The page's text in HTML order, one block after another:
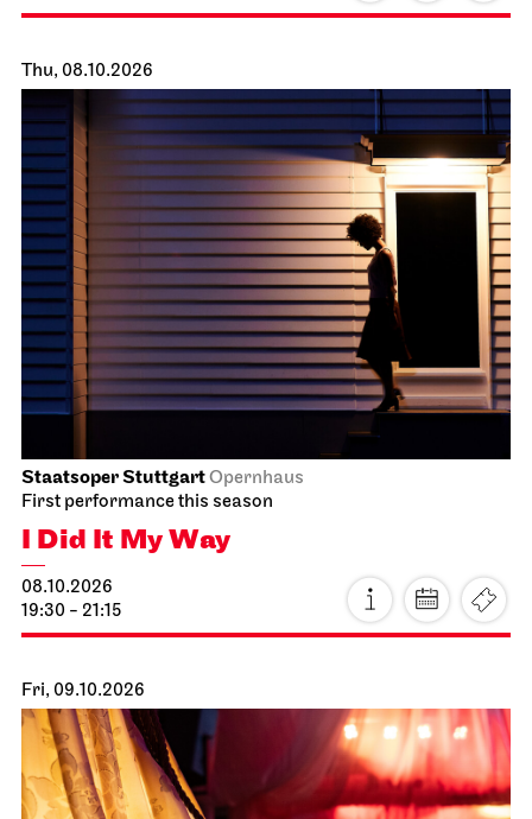
Thu, 08.10.2026
Staatsoper StuttgartOpernhaus
First performance this season
I Did It My Way
08.10.2026
19:30 - 21:15
Fri, 09.10.2026